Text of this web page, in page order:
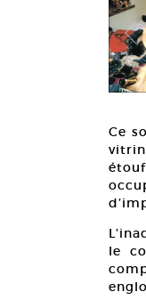
Ce
le